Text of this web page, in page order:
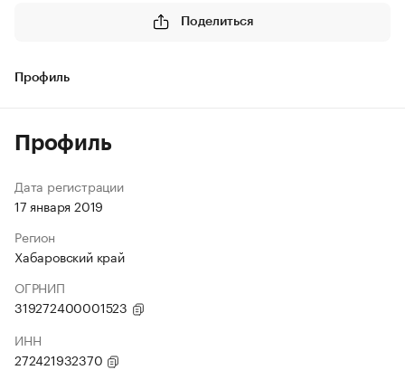
Поделиться
Профиль
Профиль
Дата регистрации
17 января 2019
Регион
Хабаровский край
ОГРНИП
319272400001523
ИНН
272421932370